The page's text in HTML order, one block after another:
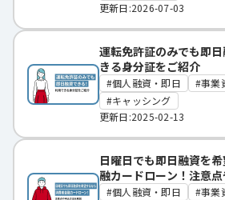
更新日:2026-07-03
運転免許証のみでも即
きる身分証をご紹介
個人融資・即日
事業
キャッシング
更新日:2025-02-13
日曜日でも即日融資を
融カードローン！注意
個人融資・即日
事業